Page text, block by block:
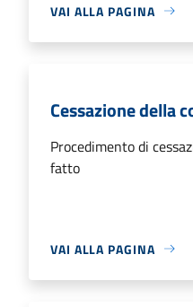
VAI ALLA PAGINA
Cessazione della
Procedimento di
fatto
VAI ALLA PAGINA